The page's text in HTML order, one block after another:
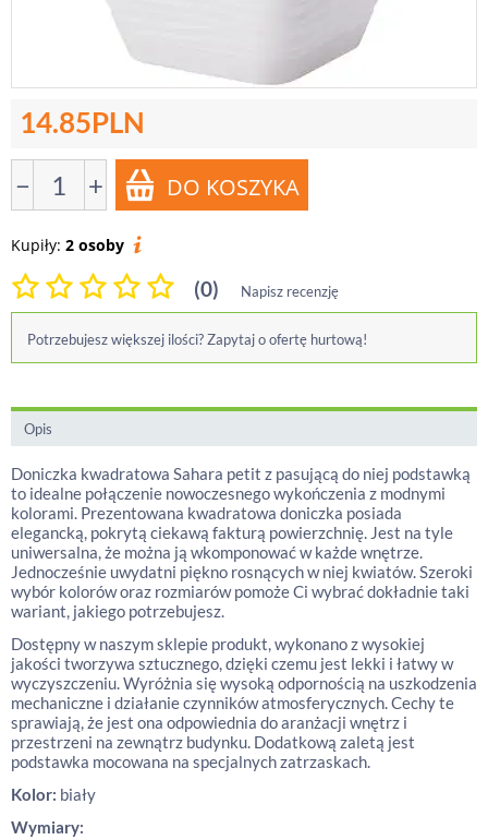
14.85PLN
− +
Kupiły: 2 osoby
(0) Napisz recenzję
Potrzebujesz większej ilości? Zapytaj o ofertę hurtową!
Opis
Doniczka kwadratowa Sahara petit z pasującą do niej podstawką
to idealne połączenie nowoczesnego wykończenia z modnymi
kolorami. Prezentowana kwadratowa doniczka posiada
elegancką, pokrytą ciekawą fakturą powierzchnię. Jest na tyle
uniwersalna, że można ją wkomponować w każde wnętrze.
Jednocześnie uwydatni piękno rosnących w niej kwiatów. Szeroki
wybór kolorów oraz rozmiarów pomoże Ci wybrać dokładnie taki
wariant, jakiego potrzebujesz.
Dostępny w naszym sklepie produkt, wykonano z wysokiej
jakości tworzywa sztucznego, dzięki czemu jest lekki i łatwy w
wyczyszczeniu. Wyróżnia się wysoką odpornością na uszkodzenia
mechaniczne i działanie czynników atmosferycznych. Cechy te
sprawiają, że jest ona odpowiednia do aranżacji wnętrz i
przestrzeni na zewnątrz budynku. Dodatkową zaletą jest
podstawka mocowana na specjalnych zatrzaskach.
Kolor: biały
Wymiary: